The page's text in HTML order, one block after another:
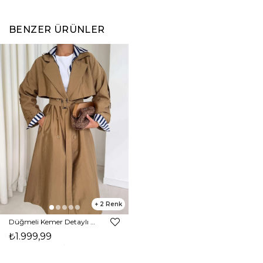
BENZER ÜRÜNLER
2
₺1.999,99